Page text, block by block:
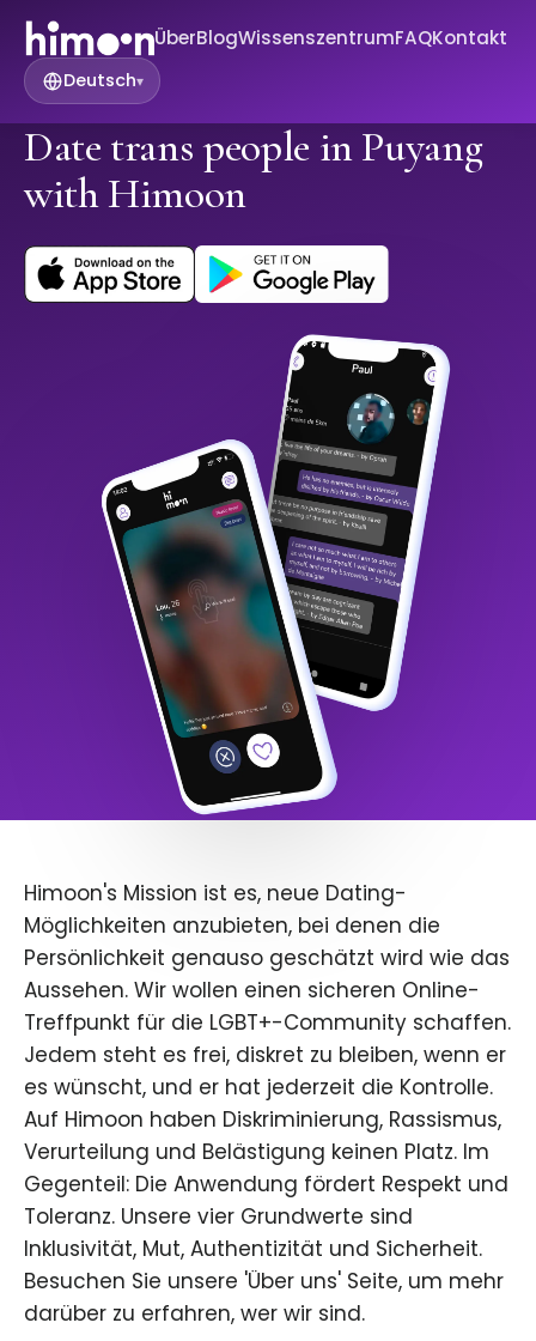
ÜberBlogWissenszentrumFAQKontakt
Deutsch▾
Date trans people in Puyang
with Himoon
Himoon's Mission ist es, neue Dating-
Möglichkeiten anzubieten, bei denen die
Persönlichkeit genauso geschätzt wird wie das
Aussehen. Wir wollen einen sicheren Online-
Treffpunkt für die LGBT+-Community schaffen.
Jedem steht es frei, diskret zu bleiben, wenn er
es wünscht, und er hat jederzeit die Kontrolle.
Auf Himoon haben Diskriminierung, Rassismus,
Verurteilung und Belästigung keinen Platz. Im
Gegenteil: Die Anwendung fördert Respekt und
Toleranz. Unsere vier Grundwerte sind
Inklusivität, Mut, Authentizität und Sicherheit.
Besuchen Sie unsere 'Über uns' Seite, um mehr
darüber zu erfahren, wer wir sind.